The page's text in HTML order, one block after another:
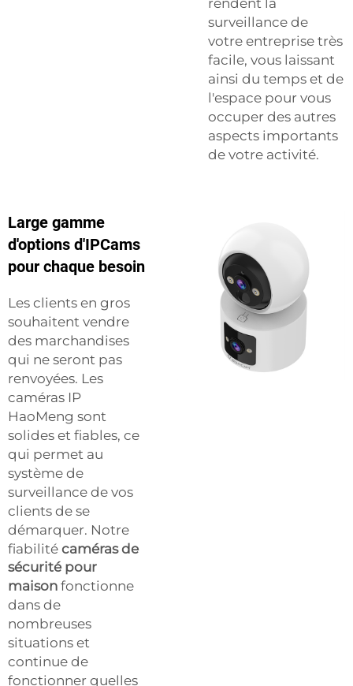
rendent la
surveillance de
votre entreprise très
facile, vous laissant
ainsi du temps et de
l'espace pour vous
occuper des autres
aspects importants
de votre activité.
Large gamme
d'options d'IPCams
pour chaque besoin
Les clients en gros
souhaitent vendre
des marchandises
qui ne seront pas
renvoyées. Les
caméras IP
HaoMeng sont
solides et fiables, ce
qui permet au
système de
surveillance de vos
clients de se
démarquer. Notre
fiabilité caméras de
sécurité pour
maison fonctionne
dans de
nombreuses
situations et
continue de
fonctionner quelles